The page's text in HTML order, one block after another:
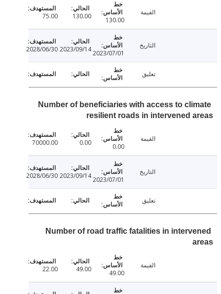
130.00
75.00
2023/07/01
2023/09/14
2028/06/30
Number of beneficiaries with access to
resilient roads in intervened
0.00
70000.00
2023/07/01
2023/09/14
2028/06/30
Number of road traffic fatalities in
49.00
22.00